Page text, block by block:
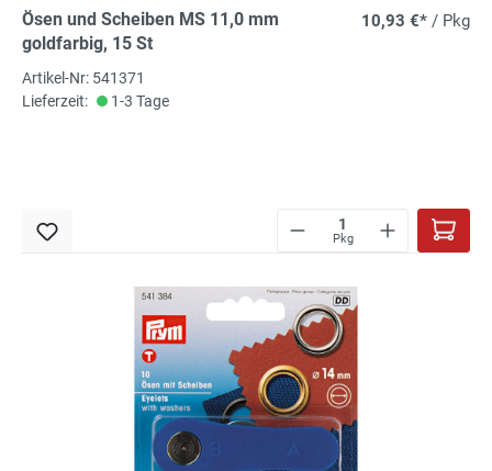
Ösen und Scheiben MS 11,0 mm
goldfarbig, 15 St
10,93 €* / Pkg
Artikel-Nr: 541371
Lieferzeit:
1-3 Tage
Pkg